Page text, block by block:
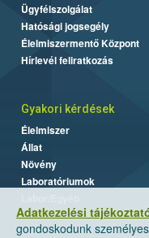
Adatkezelési
gondoskodunk
Ügyfélszolgálat
Hatósági jogsegély
Élelmiszermentő Központ
Hírlevél feliratkozás
Gyakori kérdések
Élelmiszer
Állat
Növény
Laboratóriumok